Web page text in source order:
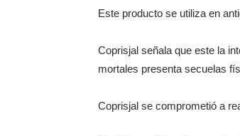
Este producto se utiliza en
Coprisjal señala que este la
mortales presenta secuelas
Coprisjal se comprometió a